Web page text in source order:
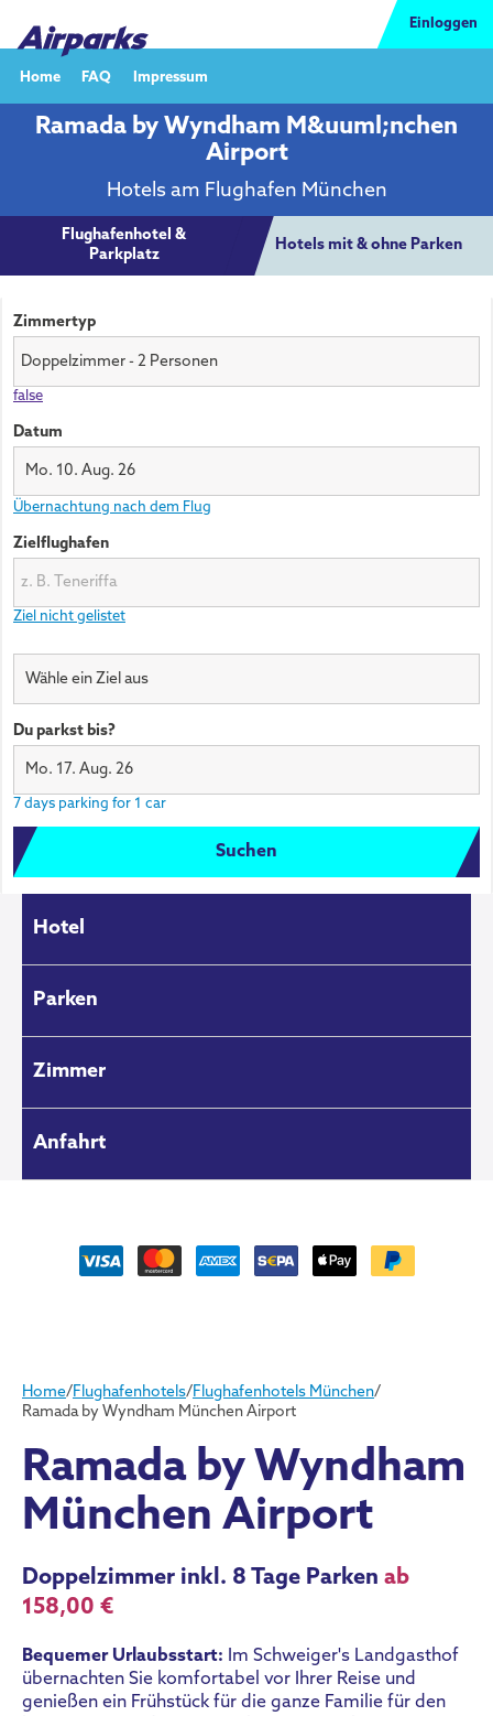
Einloggen
Home FAQ Impressum
Ramada by Wyndham M&uuml;nchen
Airport
Hotels am Flughafen München
Flughafenhotel &
Parkplatz
Hotels mit & ohne Parken
Zimmertyp
false
Datum
Mo. 10. Aug. 26
Übernachtung nach dem Flug
Zielflughafen
Ziel nicht gelistet
Du parkst bis?
Mo. 17. Aug. 26
7 days parking for 1 car
Suchen
Hotel
Parken
Zimmer
Anfahrt
Home/Flughafenhotels/Flughafenhotels München/
Ramada by Wyndham München Airport
Ramada by Wyndham
München Airport
Doppelzimmer inkl. 8 Tage Parken ab
158,00 €
Bequemer Urlaubsstart: Im Schweiger's Landgasthof
übernachten Sie komfortabel vor Ihrer Reise und
genießen ein Frühstück für die ganze Familie für den